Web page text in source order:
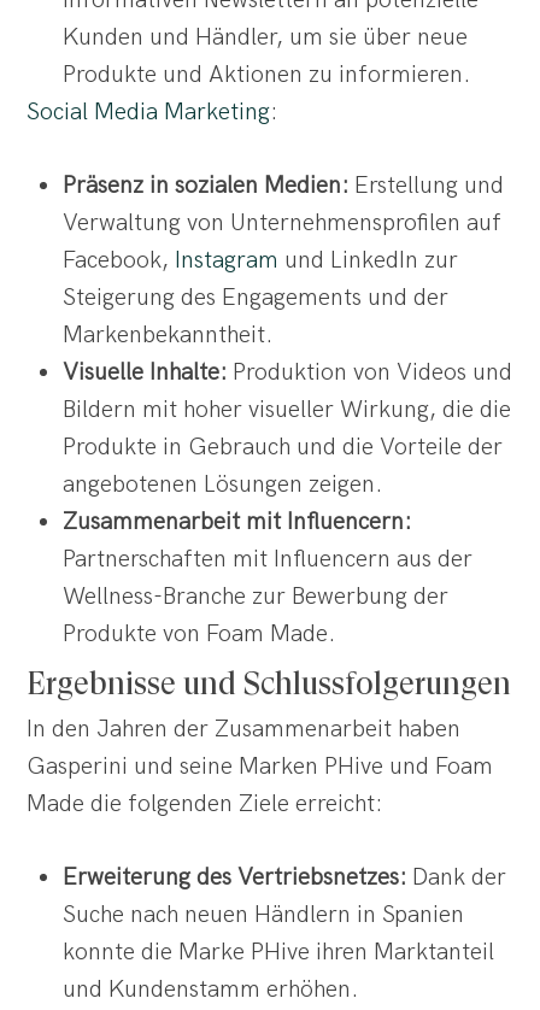
Kunden und Händler, um sie über neue
Produkte und Aktionen zu informieren.
Social Media Marketing:
Präsenz in sozialen Medien: Erstellung und
Verwaltung von Unternehmensprofilen auf
Facebook, Instagram und LinkedIn zur
Steigerung des Engagements und der
Markenbekanntheit.
Visuelle Inhalte: Produktion von Videos und
Bildern mit hoher visueller Wirkung, die die
Produkte in Gebrauch und die Vorteile der
angebotenen Lösungen zeigen.
Zusammenarbeit mit Influencern:
Partnerschaften mit Influencern aus der
Wellness-Branche zur Bewerbung der
Produkte von Foam Made.
Ergebnisse und Schlussfolgerungen
In den Jahren der Zusammenarbeit haben
Gasperini und seine Marken PHive und Foam
Made die folgenden Ziele erreicht:
Erweiterung des Vertriebsnetzes: Dank der
Suche nach neuen Händlern in Spanien
konnte die Marke PHive ihren Marktanteil
und Kundenstamm erhöhen.